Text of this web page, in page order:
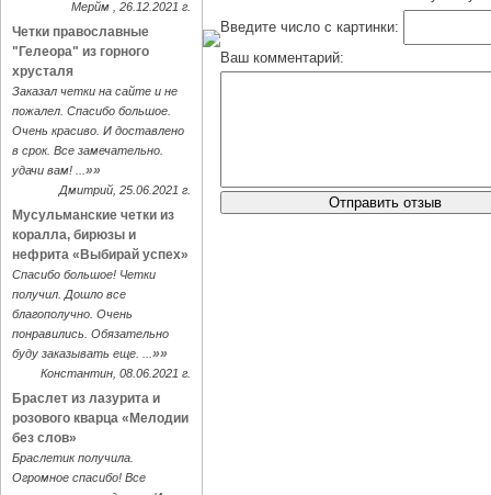
Мерйм , 26.12.2021 г.
Четки православные
"Гелеора" из горного
хрусталя
Заказал четки на сайте и не
пожалел. Спасибо большое.
Очень красиво. И доставлено
в срок. Все замечательно.
удачи вам! ... »»
Дмитрий, 25.06.2021 г.
Мусульманские четки из
коралла, бирюзы и
нефрита «Выбирай успех»
Спасибо большое! Четки
получил. Дошло все
благополучно. Очень
понравились. Обязательно
буду заказывать еще. ... »»
Константин, 08.06.2021 г.
Браслет из лазурита и
розового кварца «Мелодии
без слов»
Браслетик получила.
Огромное спасибо! Все
Введите число с картинки:
Ваш комментарий: